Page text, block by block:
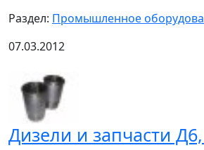
Раздел: Промышленное
07.03.2012
Дизели и запчасти